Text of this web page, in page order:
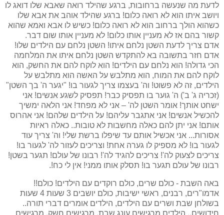
לדעת מה שנעשה ברחובות, ברגע שהילד רואה שאבא שלו דואג לו
ויושב איתו הוא לא רואה כלום! ברגע שהילד אוהב את אבא שלו
כשהוא הולך ברחוב הוא לא רואה כלום! כשיש לו אבא ואמא שהוא
קשור בהם אז לא מעניין אותו כלום! לא מעניין אותו שום דבר.
אדם צריך לדעת השטן נלחם איתו! השטן נלחם עם הילדים שלו!
אדם חזר בתשובה בא להתקדש השטן נלחם איתו את המלחמה
הכי גדולה! הוא נלחם עם הילדים! הוא לוקח להם את החשק, הוא
לוקח להם את המוח, הוא מתלבש על האשה הוא מתלבש על
הילדים, זה לא פשוט! וה' בעצמו צריך לגעור בו! "יגער ה' בך השטן"
(זכריה ג' ב') ה' גוער בו תפסיק כבר! תפסיק לשגע אנשים! אני
ישחט אותך! אומר השטן לה' – אני לא מפחד! אני הלאה ימשיך
להכשיל אנשים! אני אתגבר עליהם! על הילדים שלהם! אני אהרוס
אותם! אני יתן להם כאלה מחשבות לא טובות.. כאלה ראיות
אסורות... אני אכשיל אותם עד שיפלו ברשת שלי! וה' צריך עוד
לגעור בו! לא מספיק לו גערה אחת! וצריכים לעזור לה' לגעור בו!
צריכים לצעוק לה'! צריכים להגיד לה'! רבונו של עולם! תגער בשטן!
רבונו של עולם תגער בו! תסלק אותו ממני! אין לי כח!.
באה השבת - כולם שרים, כולם רוקדים עם הילדים! כולם!!
אדמו"רים, רבנים, ראשי ישיבות, כולם יושבים 3 שעות 4 שעות
בשולחן שבת ושרים עם הילדים, הילדים אומרים דברי תורה..
חידושים.. הילדים מרגישים עונג שבת, מרגישים חשק, מרגישים